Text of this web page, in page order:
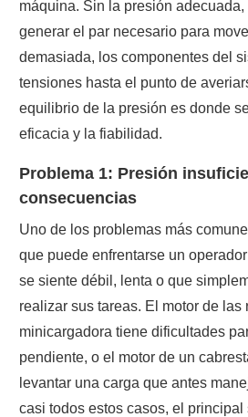
máquina. Sin la presión
generar el par necesario para
demasiada, los componentes del
tensiones hasta el punto de
equilibrio de la presión es donde
eficacia y la fiabilidad.
Problema 1: Presión
consecuencias
Uno de los problemas más
que puede enfrentarse un
se siente débil, lenta o que
realizar sus tareas. El motor de las
minicargadora tiene dificultades
pendiente, o el motor de un
levantar una carga que antes
casi todos estos casos, el